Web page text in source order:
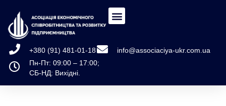
+380 (91) 481-01-18
info@associaciya-ukr.com.ua
Пн-Пт: 09:00 – 17:00;
СБ-НД: Вихідні.